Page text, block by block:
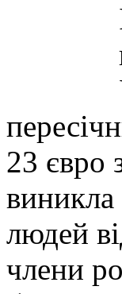
23 євро
виникла
людей
члени